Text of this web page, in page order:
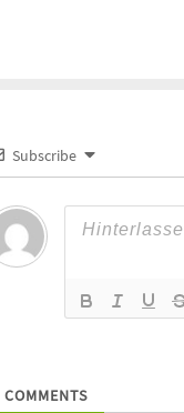
Subscribe
COMMENTS